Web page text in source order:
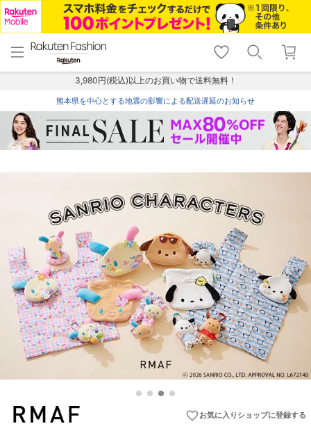
menu home
トップ
shopping_cart lock_outline
ログイン
3,980円(税込)以上のお買い物で送料無料！
熊本県を中心とする地震の影響による配送遅延のお知らせ
favorite_borderお気に入りショップに登録する